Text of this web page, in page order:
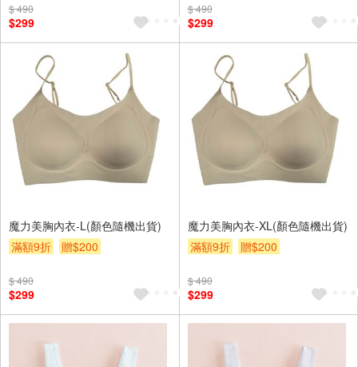
$ 490
$299
$ 490
$299
魔力美胸內衣-L(顏色隨機出貨)
滿額9折
贈$200
$ 490
$299
魔力美胸內衣-XL(顏色隨機出貨)
滿額9折
贈$200
$ 490
$299